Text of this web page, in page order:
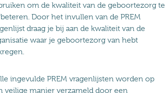
om de kwaliteit van de geboortezorg te
Door het invullen van de PREM
draag je bij aan de kwaliteit van de
waar je geboortezorg van hebt
ingevulde PREM vragenlijsten worden op
veilige manier verzameld door een